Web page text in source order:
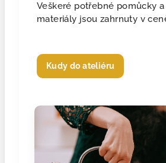
Veškeré potřebné pomůcky
materiály jsou zahrnuty v
Kudy do ateliéru